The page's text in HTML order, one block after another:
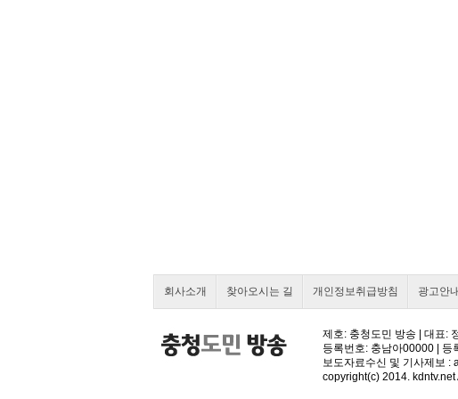
회사소개 찾아오시는 길 개인정보취급방침 광고안내
제호: 충청도민 방송 | 대표:
등록번호: 충남아00000 |
보도자료수신 및 기사제보 :
copyright(c) 2014.